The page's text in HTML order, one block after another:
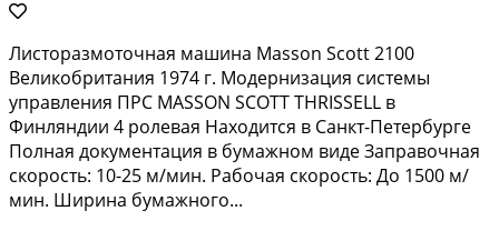
Листоразмоточная машина Masson Scott 2100
Великобритания 1974 г. Модернизация системы
управления ПРС MASSON SCOTT THRISSELL в
Финляндии 4 ролевая Находится в Санкт-Петербурге
Полная документация в бумажном виде Заправочная
скорость: 10-25 м/мин. Рабочая скорость: До 1500 м/
мин. Ширина бумажного...